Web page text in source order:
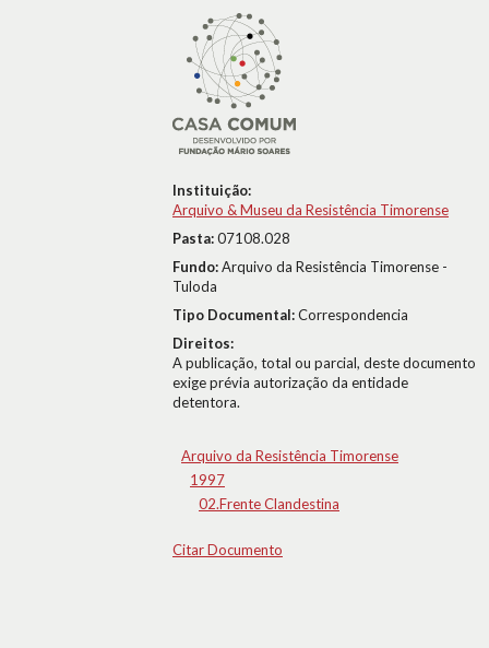
Instituição:
Arquivo & Museu da Resistência Timorense
Pasta:07108.028
Fundo:Arquivo da Resistência Timorense -
Tuloda
Tipo Documental:Correspondencia
Direitos:
A publicação, total ou parcial, deste documento
exige prévia autorização da entidade
detentora.
Arquivo da Resistência Timorense
1997
02.Frente Clandestina
Citar Documento